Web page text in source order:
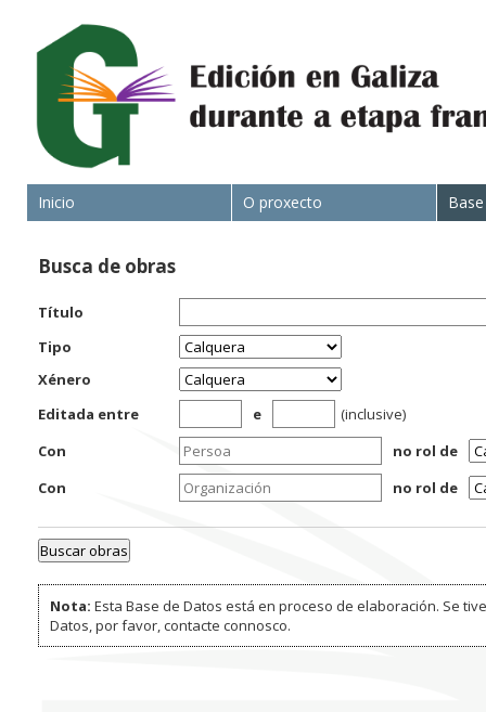
Inicio O proxecto
Busca de obras
Título
Tipo
Xénero
Editada entre
e
(inclusive)
Con
no rol de
Con
no rol de
Nota: Esta Base de Datos está en proceso de elaboración. Se
Datos, por favor, contacte connosco.